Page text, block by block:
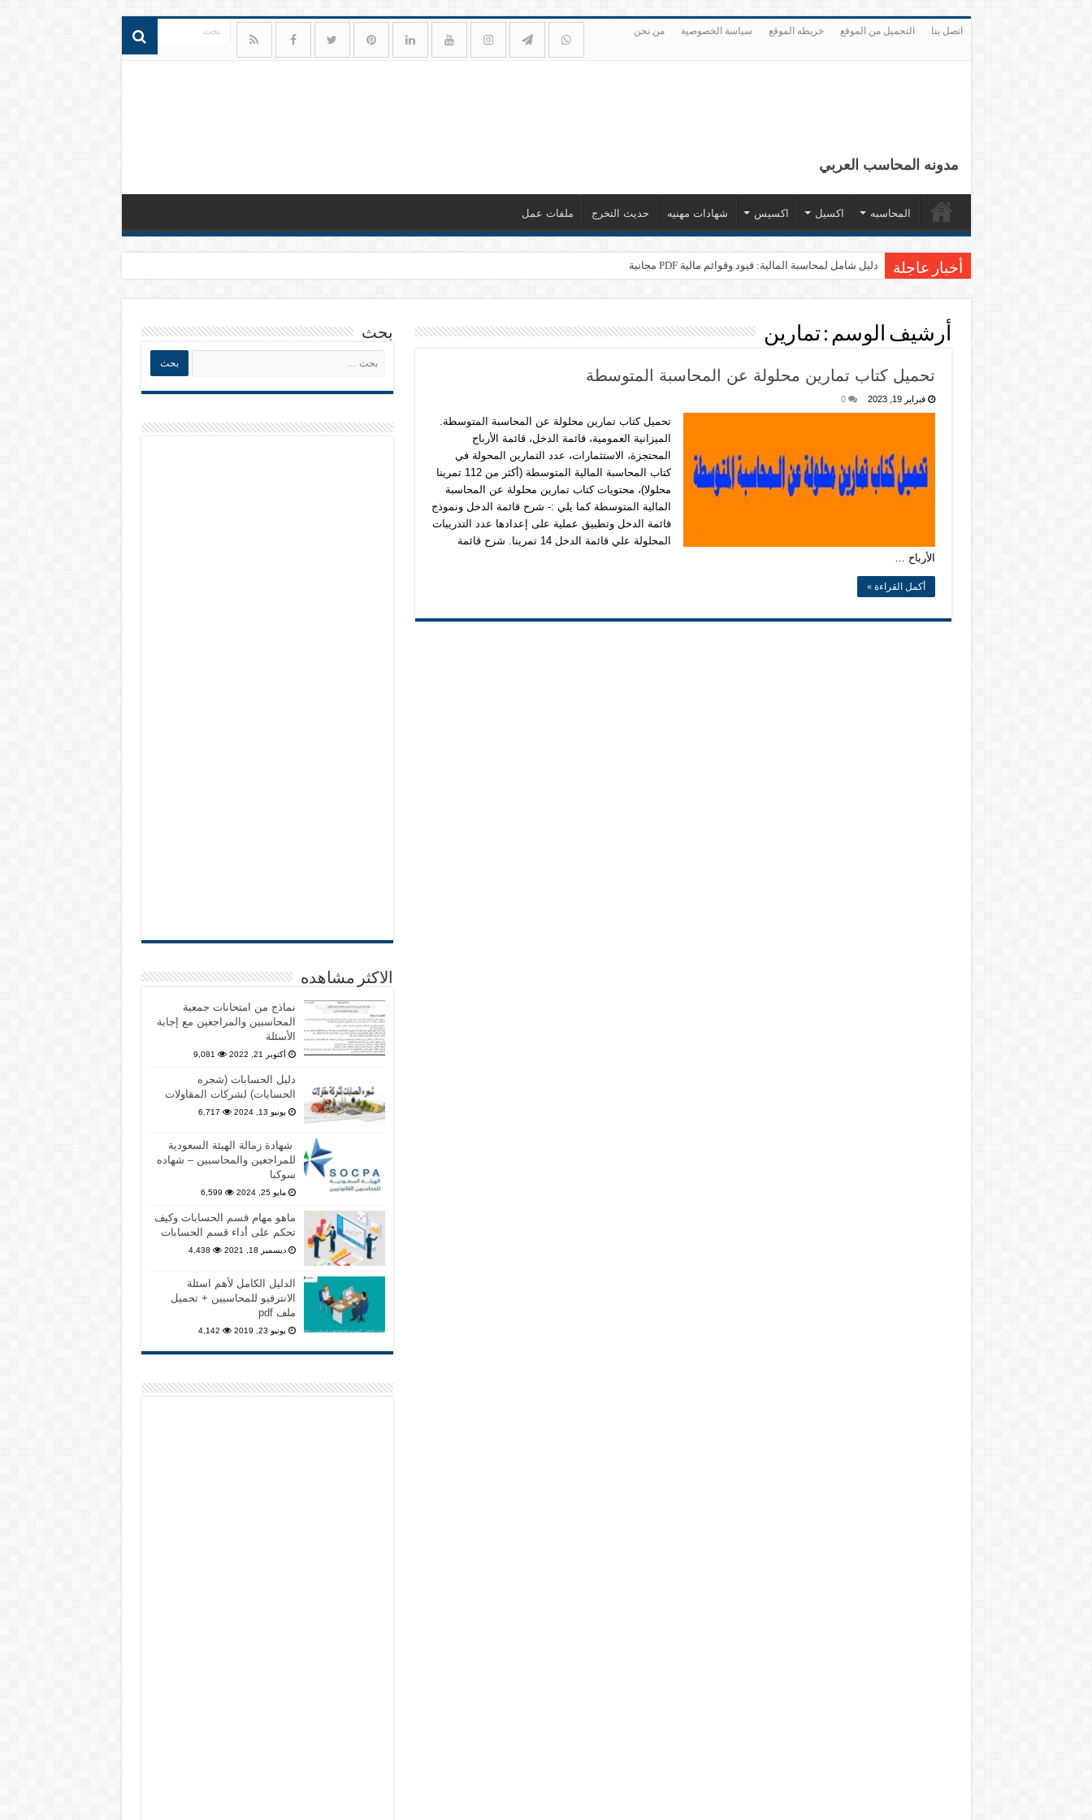
اتصل بنا التحميل من الموقع خريطه الموقع سياسة الخصوصية من نحن
مدونه المحاسب العربي
المحاسبه اكسيل اكسيس شهادات مهنيه حديث التخرج ملفات عمل
أخبار عاجلة دليل شامل لمحاسبة المالية: قيود وقوائم مالية PDF مجانية
أرشيف الوسم :تمارين
تحميل كتاب تمارين محلولة عن المحاسبة المتوسطة
فبراير 19, 2023 0
تحميل كتاب تمارين محلولة عن المحاسبة المتوسطة.
الميزانية العمومية، قائمة الدخل، قائمة الأرباح
المحتجزة، الاستثمارات، عدد التمارين المحولة في
كتاب المحاسبة المالية المتوسطة (أكثر من 112 تمرينا
محلولا)، محتويات كتاب تمارين محلولة عن المحاسبة
المالية المتوسطة كما يلي :- شرح قائمة الدخل ونموذج
قائمة الدخل وتطبيق عملية على إعدادها عدد التدريبات
المحلولة علي قائمة الدخل 14 تمرينا. شرح قائمة
الأرباح …
أكمل القراءة »
بحث
الاكثر مشاهده
نماذج من امتحانات جمعية
المحاسبين والمراجعين مع إجابة
الأسئلة
أكتوبر 21, 2022 9,081
دليل الحسابات (شجره
الحسابات) لشركات المقاولات
يونيو 13, 2024 6,717
شهادة زمالة الهيئة السعودية
للمراجعين والمحاسبين – شهاده
سوكبا
مايو 25, 2024 6,599
ماهو مهام قسم الحسابات وكيف
تحكم على أداء قسم الحسابات
ديسمبر 18, 2021 4,438
الدليل الكامل لأهم اسئلة
الانترفيو للمحاسبين + تحميل
ملف pdf
يونيو 23, 2019 4,142